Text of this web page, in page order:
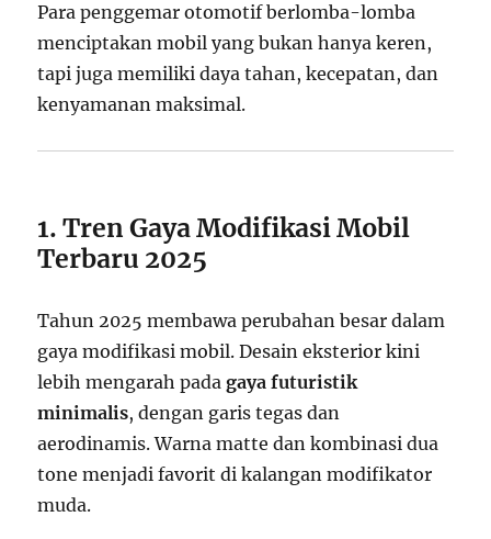
Para penggemar otomotif berlomba-lomba
menciptakan mobil yang bukan hanya keren,
tapi juga memiliki daya tahan, kecepatan, dan
kenyamanan maksimal.
1. Tren Gaya Modifikasi Mobil
Terbaru 2025
Tahun 2025 membawa perubahan besar dalam
gaya modifikasi mobil. Desain eksterior kini
lebih mengarah padagaya futuristik
minimalis, dengan garis tegas dan
aerodinamis. Warna matte dan kombinasi dua
tone menjadi favorit di kalangan modifikator
muda.